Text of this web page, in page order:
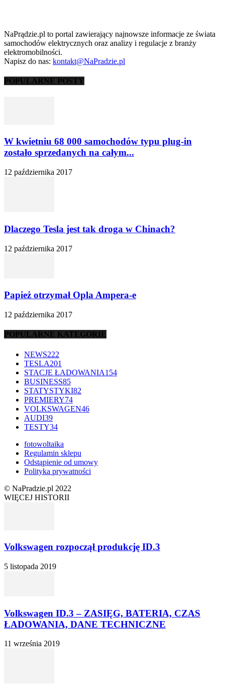
NaPrądzie.pl to portal zawierający najnowsze informacje ze świata
samochodów elektrycznych oraz analizy i regulacje z branży
elektromobilności.
Napisz do nas: kontakt@NaPradzie.pl
POPULARNE POSTY
W kwietniu 68 000 samochodów typu plug-in
zostało sprzedanych na całym...
12 października 2017
Dlaczego Tesla jest tak droga w Chinach?
12 października 2017
Papież otrzymał Opla Ampera-e
12 października 2017
POPULARNE KATEGORIE
NEWS222
TESLA201
STACJE ŁADOWANIA154
BUSINESS85
STATYSTYKI82
PREMIERY74
VOLKSWAGEN46
AUDI39
TESTY34
fotowoltaika
Regulamin sklepu
Odstąpienie od umowy
Polityka prywatności
© NaPradzie.pl 2022
WIĘCEJ HISTORII
Volkswagen rozpoczął produkcję ID.3
5 listopada 2019
Volkswagen ID.3 – ZASIĘG, BATERIA, CZAS
ŁADOWANIA, DANE TECHNICZNE
11 września 2019